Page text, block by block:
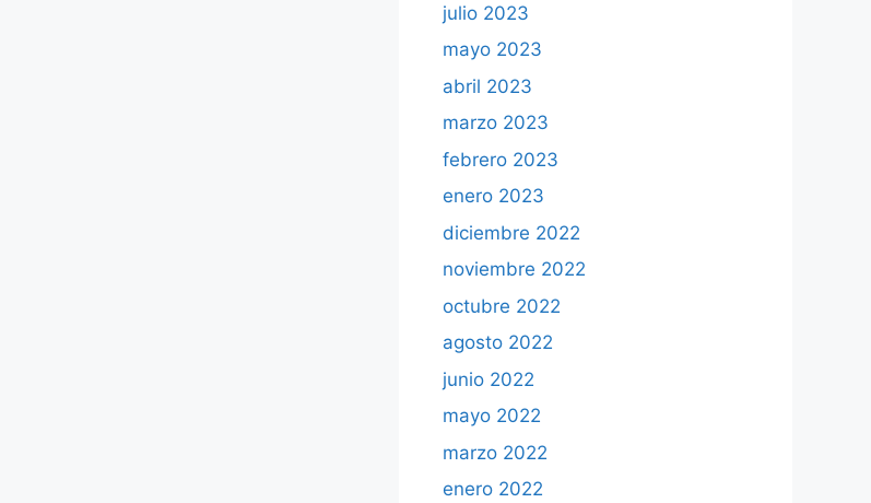
julio 2023
mayo 2023
abril 2023
marzo 2023
febrero 2023
enero 2023
diciembre 2022
noviembre 2022
octubre 2022
agosto 2022
junio 2022
mayo 2022
marzo 2022
enero 2022